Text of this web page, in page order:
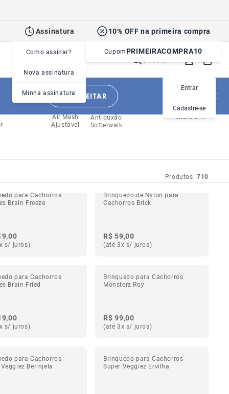
Assinatura
Como assinar?
Nova assinatura
Minha assinatura
10% OFF na primeira compra
CupomPRIMEIRACOMPRA10
Entrar
Cadastre-se
APROVEITAR
Air Mesh
Ajustável
Antipuxão
Softerwalk
Peitorais H
Produtos: 710
para Cachorros
Brain Freeze
s/ juros)
Brinquedo de Nylon para
Cachorros Brick
R$ 59,00
(até 3x s/ juros)
para Cachorros
Brain Fried
s/ juros)
Brinquedo para Cachorros
Monsterz Roy
R$ 99,00
(até 3x s/ juros)
para Cachorros
Berinjela
Brinquedo para Cachorros
Super Veggiez Ervilha